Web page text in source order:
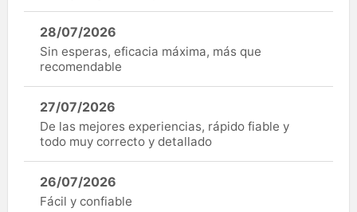
28/07/2026
Sin esperas, eficacia máxima, más que
recomendable
27/07/2026
De las mejores experiencias, rápido fiable y
todo muy correcto y detallado
26/07/2026
Fácil y confiable